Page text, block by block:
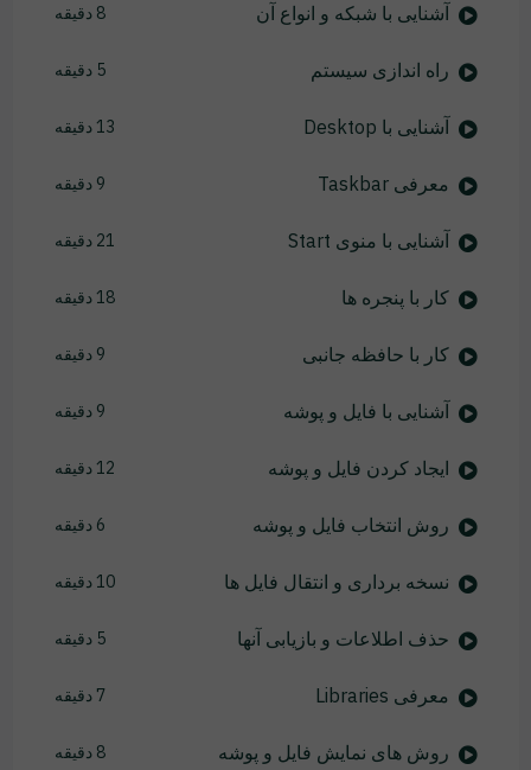
آشنایی با شبکه و انواع آن 8 دقیقه
راه اندازی سیستم 5 دقیقه
آشنایی با Desktop 13 دقیقه
معرفی Taskbar 9 دقیقه
آشنایی با منوی Start 21 دقیقه
کار با پنجره ها 18 دقیقه
کار با حافظه جانبی 9 دقیقه
آشنایی با فایل و پوشه 9 دقیقه
ایجاد کردن فایل و پوشه 12 دقیقه
روش انتخاب فایل و پوشه 6 دقیقه
نسخه برداری و انتقال فایل ها 10 دقیقه
حذف اطلاعات و بازیابی آنها 5 دقیقه
معرفی Libraries 7 دقیقه
روش های نمایش فایل و پوشه 8 دقیقه